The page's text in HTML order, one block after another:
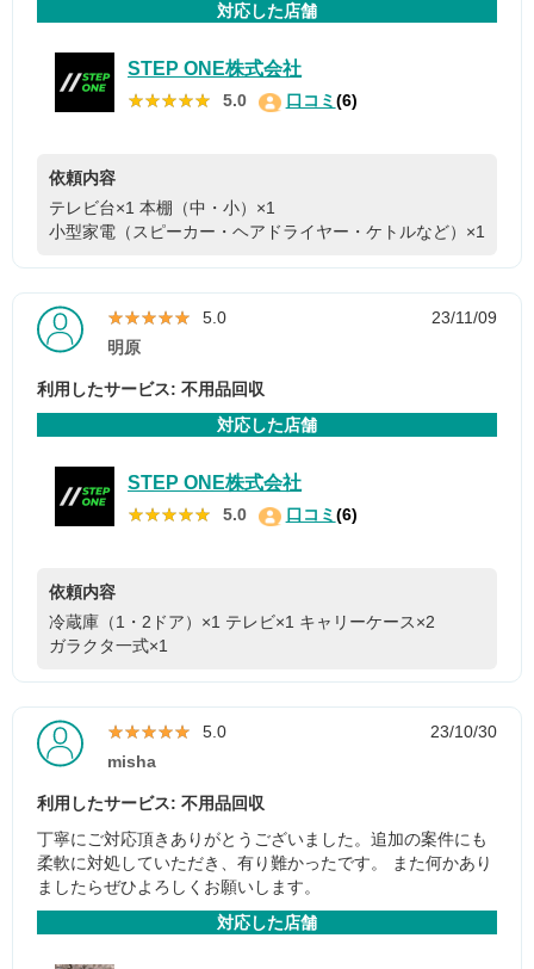
対応した店舗
STEP ONE株式会社
★★★★★
★★★★★ 5.0 口コミ(6)
依頼内容
テレビ台×1 本棚（中・小）×1
小型家電（スピーカー・ヘアドライヤー・ケトルなど）×1
★★★★★
★★★★★ 5.0
23/11/09
明原
利用したサービス: 不用品回収
対応した店舗
STEP ONE株式会社
★★★★★
★★★★★ 5.0 口コミ(6)
依頼内容
冷蔵庫（1・2ドア）×1 テレビ×1 キャリーケース×2
ガラクタ一式×1
★★★★★
★★★★★ 5.0
23/10/30
misha
利用したサービス: 不用品回収
丁寧にご対応頂きありがとうございました。追加の案件にも
柔軟に対処していただき、有り難かったです。 また何かあり
ましたらぜひよろしくお願いします。
対応した店舗